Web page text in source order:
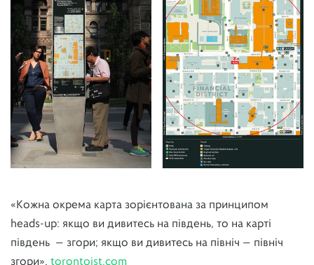
«Кожна окрема карта зорієнтована за принципом
heads-up: якщо ви дивитесь на південь, то на карті
південь — згори; якщо ви дивитесь на північ — північ
згори». torontoist.com